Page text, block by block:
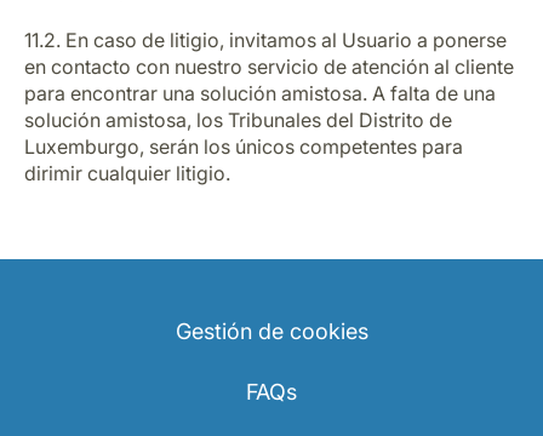
11.2. En caso de litigio, invitamos al Usuario a ponerse
en contacto con nuestro servicio de atención al cliente
para encontrar una solución amistosa. A falta de una
solución amistosa, los Tribunales del Distrito de
Luxemburgo, serán los únicos competentes para
dirimir cualquier litigio.
Gestión de cookies
FAQs